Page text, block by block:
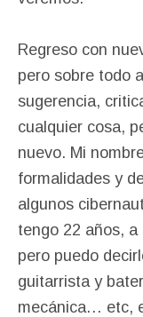
Regreso con
pero sobre todo
sugerencia,
cualquier cosa,
nuevo. Mi
formalidades y
algunos
tengo 22 años,
pero puedo
guitarrista y
mecánica… etc,